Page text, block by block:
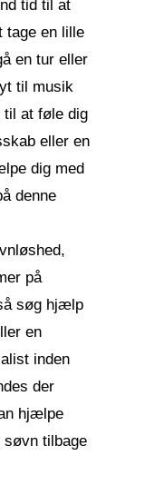
tid til at
en lille
en tur eller
til musik
til at føle dig
eller en
dig med
denne
på
søg hjælp
en
inden
der
hjælpe
søvn tilbage